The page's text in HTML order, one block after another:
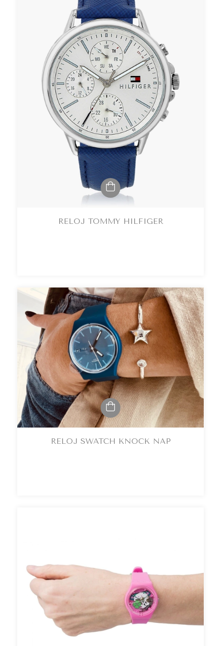
RELOJ TOMMY HILFIGER
RELOJ SWATCH KNOCK NAP